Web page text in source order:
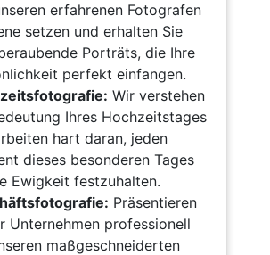
erfahrenen Fotografen
setzen und erhalten Sie
Porträts, die Ihre
perfekt einfangen.
Wir verstehen
Ihres Hochzeitstages
hart daran, jeden
dieses besonderen Tages
Ewigkeit festzuhalten.
Präsentieren
Unternehmen professionell
maßgeschneiderten